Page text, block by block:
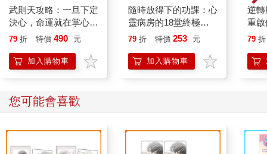
武則天攻略：一旦下定
決心，命運就在掌心！
【作者親簽版】
79 折 特價 490 元
加入購物車
隨時放得下的功課：心
靈病房的18堂終極學
分
79 折 特價 253 元
加入購物車
逆轉
重
糖
復
79 折
您可能會喜歡